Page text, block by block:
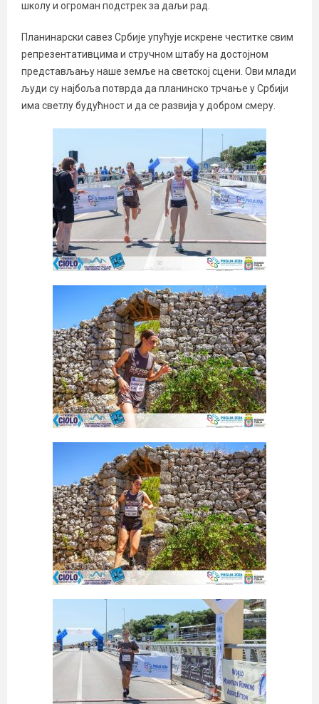
школу и огроман подстрек за даљи рад.
Планинарски савез Србије упућује искрене честитке свим
репрезентативцима и стручном штабу на достојном
представљању наше земље на светској сцени. Ови млади
људи су најбоља потврда да планинско трчање у Србији
има светлу будућност и да се развија у добром смеру.